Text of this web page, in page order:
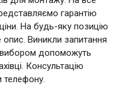
гарантію
ціни. На будь-яку позицію
Виникли запитання
допоможуть
Консультацію